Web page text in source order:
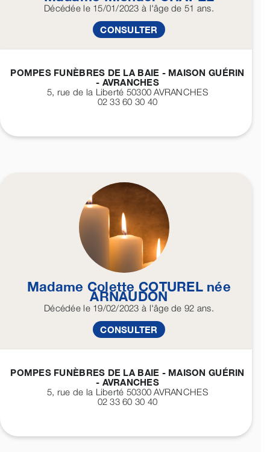
Décédéele 15/01/2023 à l'âge de 51 ans.
CONSULTER
POMPES FUNÈBRES DE LA BAIE - MAISON GUÉRIN
- AVRANCHES
5, rue de la Liberté 50300AVRANCHES
02 33 60 30 40
Madame ColetteCOTURELnée
ARNAUDON
Décédéele 19/02/2023 à l'âge de 92 ans.
CONSULTER
POMPES FUNÈBRES DE LA BAIE - MAISON GUÉRIN
- AVRANCHES
5, rue de la Liberté 50300AVRANCHES
02 33 60 30 40